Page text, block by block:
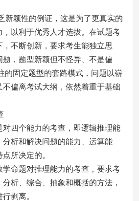
颖性的例证，这是为了更真实的
，以利于优秀人才选拔。在试题考
，不断创新，要求考生能独立思
，题型新颖但不怪异、不是偏
的固定题型的套路模式，问题以崭
不偏离考试大纲，依然着重于基础
四个能力的考查，即逻辑推理能
分析和解决问题的能力、运算能
所决定的。
命题对推理能力的考查，要求考
析、综合、抽象和概括的方法，
剥离。